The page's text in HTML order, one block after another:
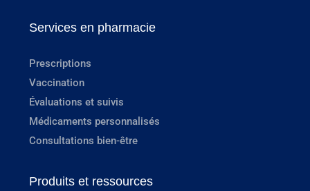
Services en pharmacie
Prescriptions
Vaccination
Évaluations et suivis
Médicaments personnalisés
Consultations bien-être
Produits et ressources